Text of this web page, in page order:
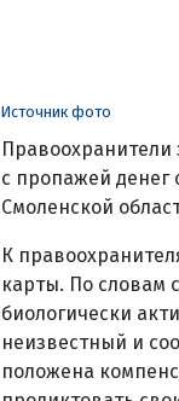
Источник фото
Правоохранители
с пропажей
Смоленской
К
карты. По словам
биологически
неизвестный и
положена